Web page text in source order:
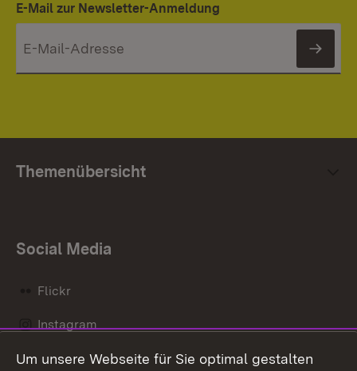
E-Mail zur Newsletter-Anmeldung
Themenübersicht
Social Media
Flickr
Instagram
Social Wall
Um unsere Webseite für Sie optimal gestalten